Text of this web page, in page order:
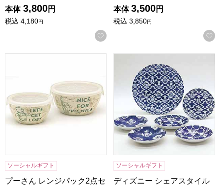
本体 3,800円
税込 4,180円
お気に入りに登録する
本体 3,500円
税込 3,850円
ソーシャルギフト
プーさん レンジパック2点セ
ソーシャルギフト
ディズニー シェアスタイル